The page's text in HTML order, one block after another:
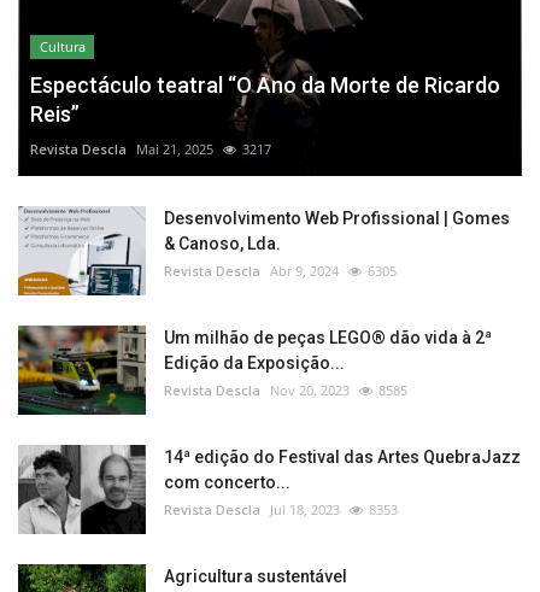
Cultura
Espectáculo teatral “O Ano da Morte de Ricardo
Reis”
Revista Descla Mai 21, 2025 3217
Desenvolvimento Web Profissional | Gomes
& Canoso, Lda.
Revista Descla Abr 9, 2024 6305
Um milhão de peças LEGO® dão vida à 2ª
Edição da Exposição...
Revista Descla Nov 20, 2023 8585
14ª edição do Festival das Artes QuebraJazz
com concerto...
Revista Descla Jul 18, 2023 8353
Agricultura sustentável